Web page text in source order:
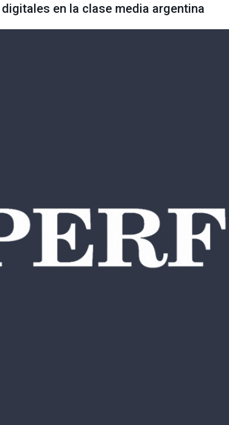
en la clase media argentina